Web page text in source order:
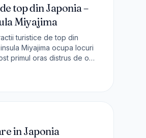
top din Japonia –
Miyajima
turistice de top din
Miyajima ocupa locuri
primul oras distrus de o
este unul din cele mai
in Japonia